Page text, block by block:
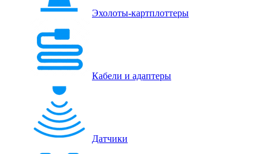
Эхолоты-картплоттеры
Кабели и адаптеры
Датчики